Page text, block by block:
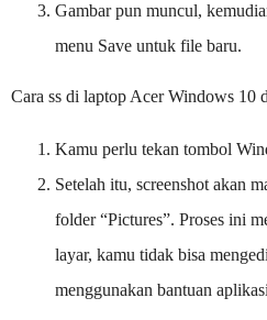
Gambar pun muncul,
menu Save untuk file baru.
Cara ss di laptop Acer Windows 10
Kamu perlu tekan tombol
Setelah itu, screenshot akan
folder “Pictures”. Proses ini
layar, kamu tidak bisa
menggunakan bantuan